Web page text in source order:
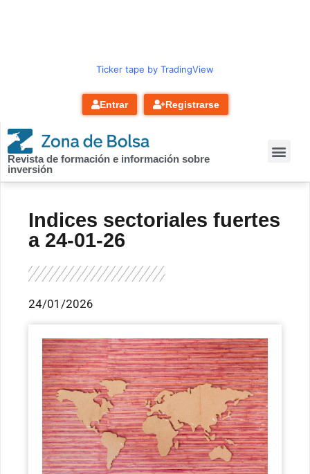
Ticker tape by TradingView
Entrar Registrarse
Revista de formación e información sobre
inversión
Indices sectoriales fuertes
a 24-01-26
24/01/2026